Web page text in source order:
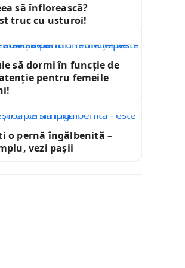
să înflorească?
truc cu usturoi!
să dormi în funcție de
pentru femeile
o pernă îngălbenită –
vezi pașii